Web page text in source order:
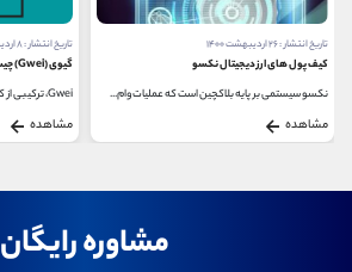
تاریخ انتشار : ۲۶ اردیبهشت ۱۴۰۰
کیف پول های ارز دیجیتال نکسو
نکسو سیستمی بر پایه بلاکچین است که عملیات وام...
مشاهده
تاریخ انتشار : ۸ اردیبهشت ۱۴۰۳
گیوی (Gwei) چیست؟
Gwei، ترکیبی از کلمات گیگا و وی است. گیوی نامی از...
مشاهده
مشاوره رایگان